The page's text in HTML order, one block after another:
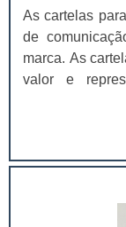
As cartelas
de
marca. As
valor e
comunicação
do produto. Se
chance do